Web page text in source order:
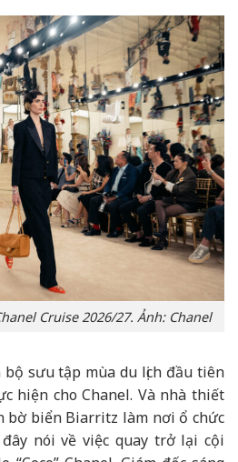
Cruise 2026/27. Ảnh: Chanel
bộ sưu tập mùa du lịch đầu tiên
hiện cho Chanel. Và nhà thiết
bờ biển Biarritz làm nơi ổ chức
nói về việc quay trở lại cội